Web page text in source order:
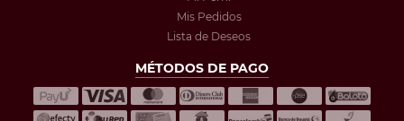
Mis Pedidos
Lista de Deseos
MÉTODOS DE PAGO